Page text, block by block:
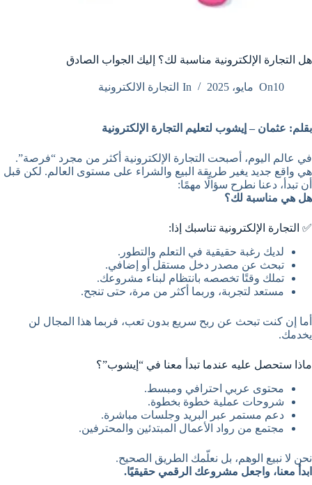
هل التجارة الإلكترونية مناسبة لك؟ إليك الجواب الصادق
On10 مايو، 2025 In التجارة الالكترونية
بقلم: عثمان – إيشوب لتعليم التجارة الإلكترونية
في عالم اليوم، أصبحت التجارة الإلكترونية أكثر من مجرد “فرصة”.
هي واقع جديد يغير طريقة البيع والشراء على مستوى العالم. لكن قبل
أن تبدأ، دعنا نطرح سؤالًا مهمًا:
هل هي مناسبة لك؟
✅ التجارة الإلكترونية تناسبك إذا:
لديك رغبة حقيقية في التعلم والتطور.
تبحث عن مصدر دخل مستقل أو إضافي.
تملك وقتًا تخصصه بانتظام لبناء مشروعك.
مستعد لتجربة، وربما أكثر من مرة، حتى تنجح.
أما إن كنت تبحث عن ربح سريع بدون تعب، فربما هذا المجال لن
يخدمك.
ماذا ستحصل عليه عندما تبدأ معنا في “إيشوب”؟
محتوى عربي احترافي ومبسط.
شروحات عملية خطوة بخطوة.
دعم مستمر عبر البريد وجلسات مباشرة.
مجتمع من رواد الأعمال المبتدئين والمحترفين.
نحن لا نبيع الوهم، بل نعلّمك الطريق الصحيح.
ابدأ معنا، واجعل مشروعك الرقمي حقيقيًا.